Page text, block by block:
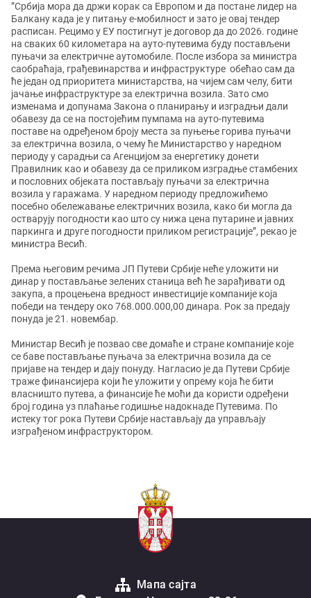
”Србија мора да држи корак са Европом и да постане лидер на
Балкану када је у питању е-мобилност и зато је овај тендер
расписан. Рецимо у ЕУ постигнут је договор да до 2026. године
на сваких 60 километара на ауто-путевима буду постављени
пуњачи за електричне аутомобиле. После избора за министра
саобраћаја, грађевинарства и инфраструктуре обећао сам да
ће један од приоритета министарства, на чијем сам челу, бити
јачање инфраструктуре за електрична возила. Зато смо
изменама и допунама Закона о планирању и изградњи дали
обавезу да се на постојећим пумпама на ауто-путевима
поставе на одређеном броју места за пуњење горива пуњачи
за електрична возила, о чему ће Министарство у наредном
периоду у сарадњи са Агенцијом за енергетику донети
Правилник као и обавезу да се приликом изградње стамбених
и пословних објеката постављају пуњачи за електрична
возила у гаражама. У наредном периоду предложићемо
посебно обележавање електричних возила, како би могла да
остварују погодности као што су нижа цена путарине и јавних
паркинга и друге погодности приликом регистрације”, рекао је
министра Весић.
Према његовим речима ЈП Путеви Србије неће уложити ни
динар у постављање зелених станица већ ће зарађивати од
закупа, а процењена вредност инвестиције компаније која
победи на тендеру око 768.000.000,00 динара. Рок за предају
понуда је 21. новембар.
Министар Весић је позвао све домаће и стране компаније које
се баве постављање пуњача за електрична возила да се
пријаве на тендер и дају понуду. Нагласио је да Путеви Србије
траже финансијера који ће уложити у опрему која ће бити
власништо путева, а финансије ће моћи да користи одређени
број година уз плаћање годишње надокнаде Путевима. По
истеку тог рока Путеви Србије настављају да управљају
изграђеном инфраструктором.
Мапа сајта